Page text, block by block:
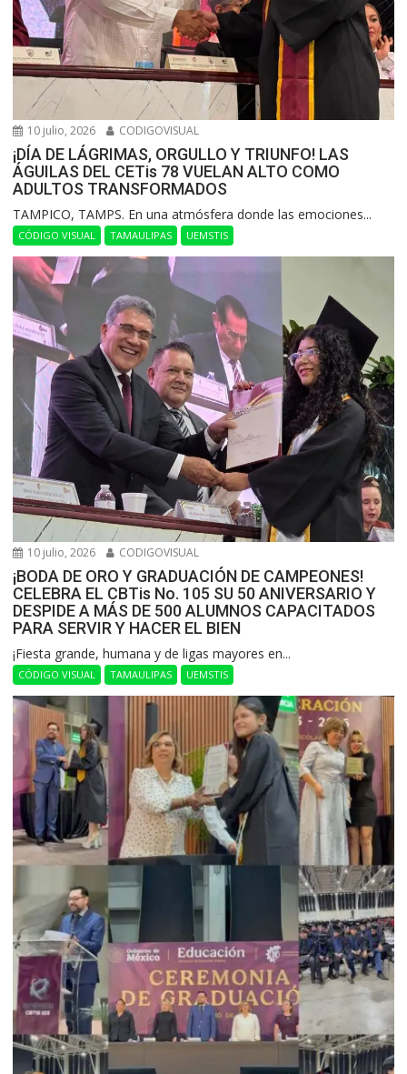
10 julio, 2026 CODIGOVISUAL
¡DÍA DE LÁGRIMAS, ORGULLO Y TRIUNFO! LAS
ÁGUILAS DEL CETis 78 VUELAN ALTO COMO
ADULTOS TRANSFORMADOS
​TAMPICO, TAMPS. En una atmósfera donde las emociones...
CÓDIGO VISUAL TAMAULIPAS UEMSTIS
10 julio, 2026 CODIGOVISUAL
¡BODA DE ORO Y GRADUACIÓN DE CAMPEONES!
CELEBRA EL CBTis No. 105 SU 50 ANIVERSARIO Y
DESPIDE A MÁS DE 500 ALUMNOS CAPACITADOS
PARA SERVIR Y HACER EL BIEN
​¡Fiesta grande, humana y de ligas mayores en...
CÓDIGO VISUAL TAMAULIPAS UEMSTIS